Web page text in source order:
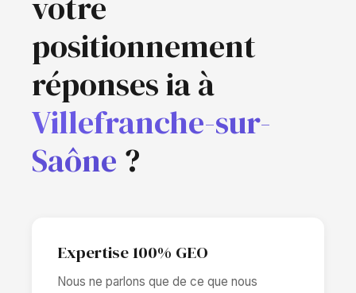
positionnement
réponses ia à
Villefranche-sur-
Saône ?
Expertise 100% GEO
Nous ne parlons que de ce que nous